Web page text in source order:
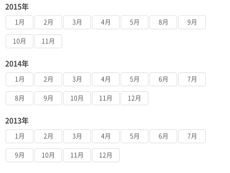
2015年
1月 2月 3月 4月 5月 8月 9月
10月 11月
2014年
1月 2月 3月 4月 5月 6月 7月
8月 9月 10月 11月 12月
2013年
1月 2月 3月 4月 5月 6月 7月
9月 10月 11月 12月